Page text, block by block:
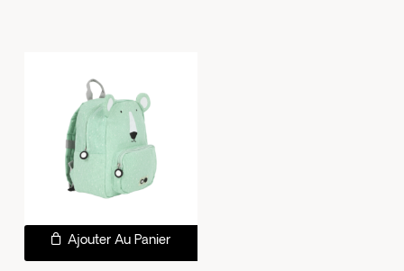
Ajouter Au Panier